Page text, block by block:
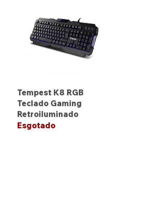
Tempest K8 RGB
Teclado Gaming
Retroiluminado
Esgotado